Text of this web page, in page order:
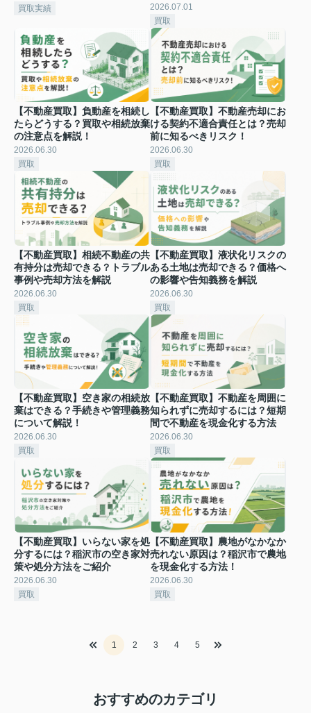
買取実績
2026.07.01
買取
【不動産買取】負動産を相続し
たらどうする？買取や相続放棄
の注意点を解説！
2026.06.30
買取
【不動産買取】不動産売却にお
ける契約不適合責任とは？売却
前に知るべきリスク！
2026.06.30
買取
【不動産買取】相続不動産の共
有持分は売却できる？トラブル
事例や売却方法を解説
2026.06.30
買取
【不動産買取】液状化リスクの
ある土地は売却できる？価格へ
の影響や告知義務を解説
2026.06.30
買取
【不動産買取】空き家の相続放
棄はできる？手続きや管理義務
について解説！
2026.06.30
買取
【不動産買取】不動産を周囲に
知られずに売却するには？短期
間で不動産を現金化する方法
2026.06.30
買取
【不動産買取】いらない家を処
分するには？稲沢市の空き家対
策や処分方法をご紹介
2026.06.30
買取
【不動産買取】農地がなかなか
売れない原因は？稲沢市で農地
を現金化する方法！
2026.06.30
買取
1 2 3 4 5
おすすめのカテゴリ